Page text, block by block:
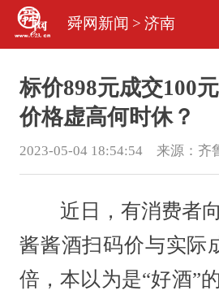
舜网新闻 > 济南
标价898元成交100
价格虚高何时休？
2023-05-04 18:54:54 来源： 齐
近日，有消费者向
酱酱酒扫码价与实际
倍，本以为是“好酒”